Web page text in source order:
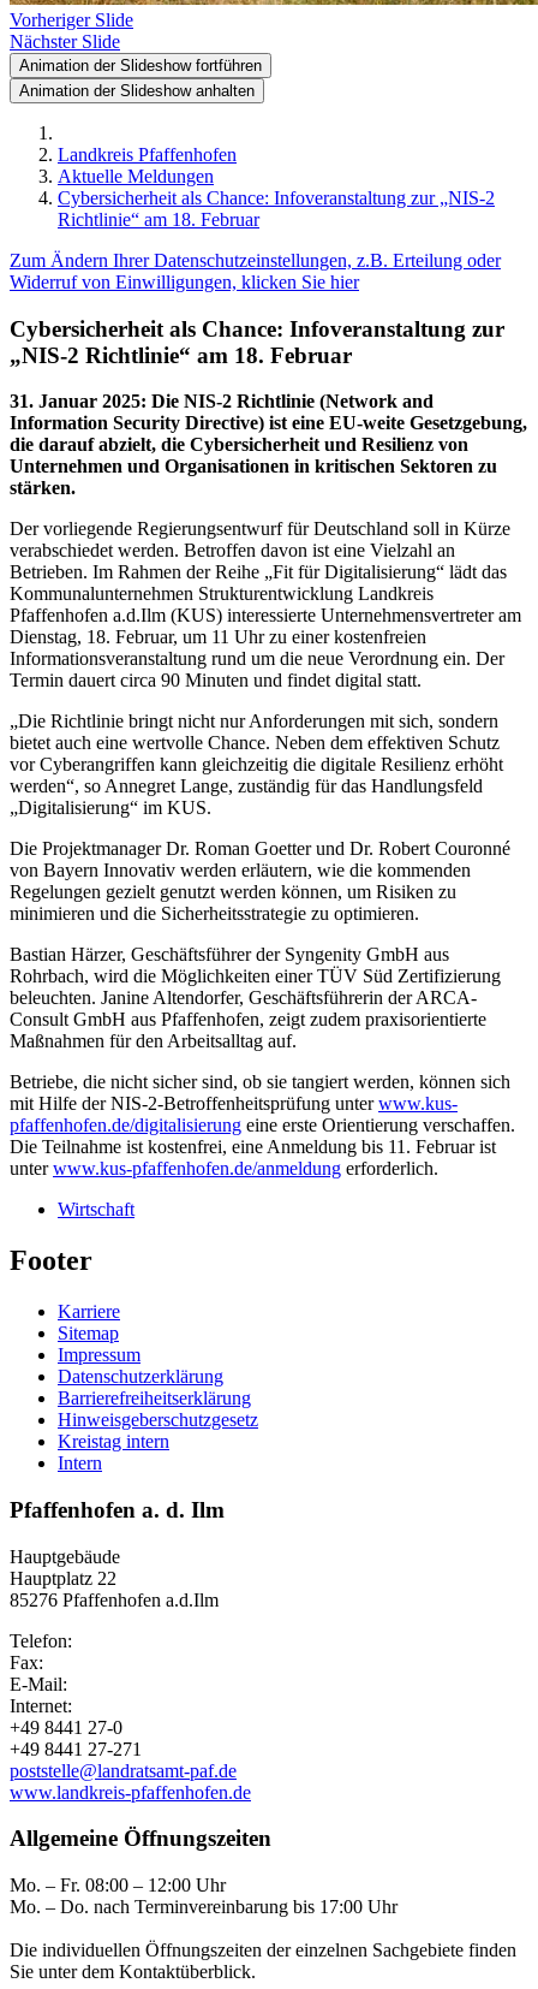
Vorheriger Slide
Nächster Slide
Animation der Slideshow fortführen
Animation der Slideshow anhalten
Landkreis Pfaffenhofen
Aktuelle Meldungen
Cybersicherheit als Chance: Infoveranstaltung zur „NIS-2
Richtlinie“ am 18. Februar
Zum Ändern Ihrer Datenschutzeinstellungen, z.B. Erteilung oder
Widerruf von Einwilligungen, klicken Sie hier
Cybersicherheit als Chance: Infoveranstaltung zur
„NIS-2 Richtlinie“ am 18. Februar
31. Januar 2025: Die NIS-2 Richtlinie (Network and
Information Security Directive) ist eine EU-weite Gesetzgebung,
die darauf abzielt, die Cybersicherheit und Resilienz von
Unternehmen und Organisationen in kritischen Sektoren zu
stärken.
Der vorliegende Regierungsentwurf für Deutschland soll in Kürze
verabschiedet werden. Betroffen davon ist eine Vielzahl an
Betrieben. Im Rahmen der Reihe „Fit für Digitalisierung“ lädt das
Kommunalunternehmen Strukturentwicklung Landkreis
Pfaffenhofen a.d.Ilm (KUS) interessierte Unternehmensvertreter am
Dienstag, 18. Februar, um 11 Uhr zu einer kostenfreien
Informationsveranstaltung rund um die neue Verordnung ein. Der
Termin dauert circa 90 Minuten und findet digital statt.
„Die Richtlinie bringt nicht nur Anforderungen mit sich, sondern
bietet auch eine wertvolle Chance. Neben dem effektiven Schutz
vor Cyberangriffen kann gleichzeitig die digitale Resilienz erhöht
werden“, so Annegret Lange, zuständig für das Handlungsfeld
„Digitalisierung“ im KUS.
Die Projektmanager Dr. Roman Goetter und Dr. Robert Couronné
von Bayern Innovativ werden erläutern, wie die kommenden
Regelungen gezielt genutzt werden können, um Risiken zu
minimieren und die Sicherheitsstrategie zu optimieren.
Bastian Härzer, Geschäftsführer der Syngenity GmbH aus
Rohrbach, wird die Möglichkeiten einer TÜV Süd Zertifizierung
beleuchten. Janine Altendorfer, Geschäftsführerin der ARCA-
Consult GmbH aus Pfaffenhofen, zeigt zudem praxisorientierte
Maßnahmen für den Arbeitsalltag auf.
Betriebe, die nicht sicher sind, ob sie tangiert werden, können sich
mit Hilfe der NIS-2-Betroffenheitsprüfung unterwww.kus-
pfaffenhofen.de/digitalisierung eine erste Orientierung verschaffen.
Die Teilnahme ist kostenfrei, eine Anmeldung bis 11. Februar ist
unterwww.kus-pfaffenhofen.de/anmeldung erforderlich.
Wirtschaft
Footer
Karriere
Sitemap
Impressum
Datenschutzerklärung
Barrierefreiheitserklärung
Hinweisgeberschutzgesetz
Kreistag intern
Intern
Pfaffenhofen a. d. Ilm
Hauptgebäude
Hauptplatz 22
85276 Pfaffenhofen a.d.Ilm
Telefon:
Fax:
E-Mail:
Internet:
+49 8441 27-0
+49 8441 27-271
poststelle@landratsamt-paf.de
www.landkreis-pfaffenhofen.de
Allgemeine Öffnungszeiten
Mo. – Fr. 08:00 – 12:00 Uhr
Mo. – Do. nach Terminvereinbarung bis 17:00 Uhr
Die individuellen Öffnungszeiten der einzelnen Sachgebiete finden
Sie unter dem Kontaktüberblick.